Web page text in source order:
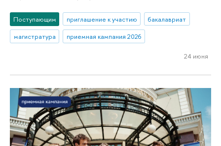
Поступающим приглашение к участию
бакалавриат
магистратура
приемная кампания 2026
24 июня